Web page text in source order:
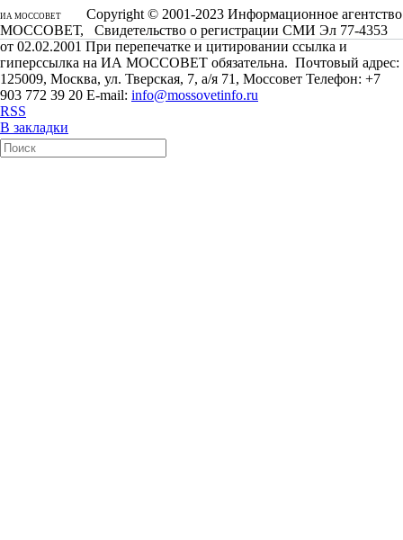
ИА МОССОВЕТ
Copyright © 2001-2023 Информационное агентство
МОССОВЕТ, Свидетельство о регистрации СМИ Эл 77-4353
от 02.02.2001 При перепечатке и цитировании ссылка и
гиперссылка на ИА МОССОВЕТ обязательна. Почтовый адрес:
125009, Москва, ул. Тверская, 7, а/я 71, Моссовет Телефон: +7
903 772 39 20 E-mail: info@mossovetinfo.ru
RSS
В закладки